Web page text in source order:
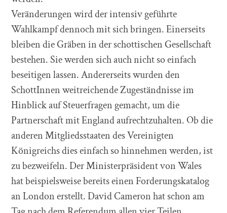
Veränderungen wird der intensiv geführte
Wahlkampf dennoch mit sich bringen. Einerseits
bleiben die Gräben in der schottischen Gesellschaft
bestehen. Sie werden sich auch nicht so einfach
beseitigen lassen. Andererseits wurden den
SchottInnen weitreichende Zugeständnisse im
Hinblick auf Steuerfragen gemacht, um die
Partnerschaft mit England aufrechtzuhalten. Ob die
anderen Mitgliedsstaaten des Vereinigten
Königreichs dies einfach so hinnehmen werden, ist
zu bezweifeln. Der Ministerpräsident von Wales
hat beispielsweise bereits einen Forderungskatalog
an London erstellt. David Cameron hat schon am